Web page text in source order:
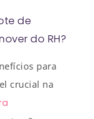
de
do RH?
para
crucial na